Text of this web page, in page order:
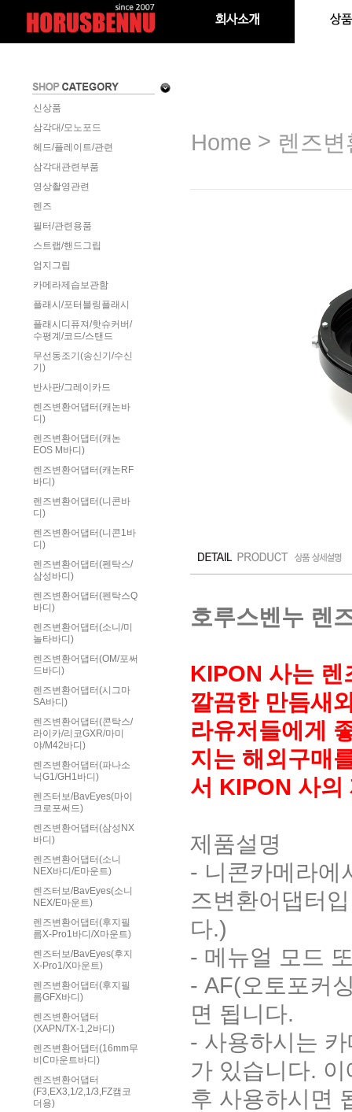
신상품
삼각대/모노포드
헤드/플레이트/관련
삼각대관련부품
영상촬영관련
렌즈
필터/관련용품
스트랩/핸드그립
엄지그립
카메라제습보관함
플래시/포터블링플래시
플래시디퓨져/핫슈커버/
수평계/코드/스탠드
무선동조기(송신기/수신
기)
반사판/그레이카드
렌즈변환어댑터(캐논바
디)
렌즈변환어댑터(캐논
EOS M바디)
렌즈변환어댑터(캐논RF
바디)
렌즈변환어댑터(니콘바
디)
렌즈변환어댑터(니콘1바
디)
렌즈변환어댑터(펜탁스/
삼성바디)
렌즈변환어댑터(펜탁스Q
바디)
렌즈변환어댑터(소니/미
놀타바디)
렌즈변환어댑터(OM/포써
드바디)
렌즈변환어댑터(시그마
SA바디)
렌즈변환어댑터(콘탁스/
라이카/리코GXR/마미
야/M42바디)
렌즈변환어댑터(파나소
닉G1/GH1바디)
렌즈터보/BavEyes(마이
크로포써드)
렌즈변환어댑터(삼성NX
바디)
렌즈변환어댑터(소니
NEX바디/E마운트)
렌즈터보/BavEyes(소니
NEX/E마운트)
렌즈변환어댑터(후지필
름X-Pro1바디/X마운트)
렌즈터보/BavEyes(후지
X-Pro1/X마운트)
렌즈변환어댑터(후지필
름GFX바디)
렌즈변환어댑터
(XAPN/TX-1,2바디)
렌즈변환어댑터(16mm무
비C마운트바디)
렌즈변환어댑터
(F3,EX3,1/2,1/3,FZ캠코
더용)
Home > 렌즈
호루스벤누 렌
KIPON 사는
깔끔한 만듬새
라유저들에게
지는 해외구매
서 KIPON 사의
제품설명
- 니콘카메라에
즈변환어댑터
다.)
- 메뉴얼 모드
- AF(오토포커
면 됩니다.
- 사용하시는
가 있습니다.
후 사용하시면